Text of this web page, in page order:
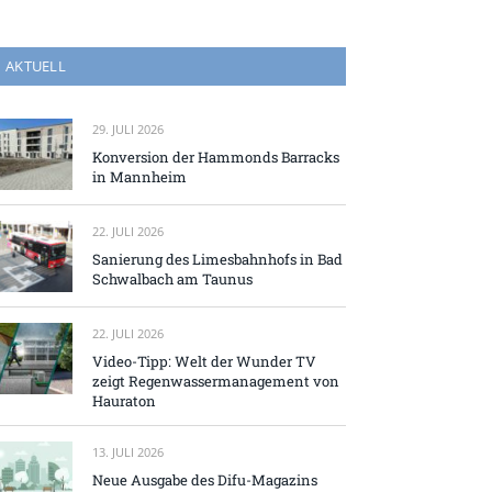
AKTUELL
29. JULI 2026
Konversion der Hammonds Barracks
in Mannheim
22. JULI 2026
Sanierung des Limesbahnhofs in Bad
Schwalbach am Taunus
22. JULI 2026
Video-Tipp: Welt der Wunder TV
zeigt Regenwassermanagement von
Hauraton
13. JULI 2026
Neue Ausgabe des Difu-Magazins